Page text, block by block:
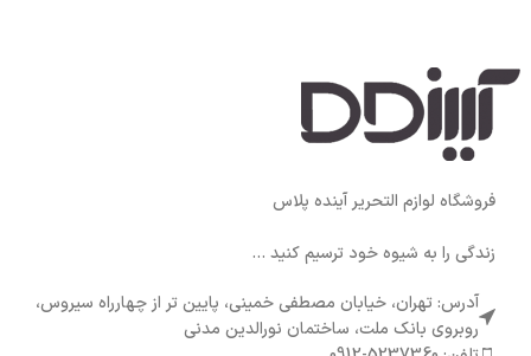
فروشگاه لوازم التحریر آینده پلاس
زندگی را به شیوه خود ترسیم کنید ...
آدرس: تهران، خیابان مصطفی خمینی، پایین تر از چهارراه سیروس،
روبروی بانک ملت، ساختمان نورالدین مدنی